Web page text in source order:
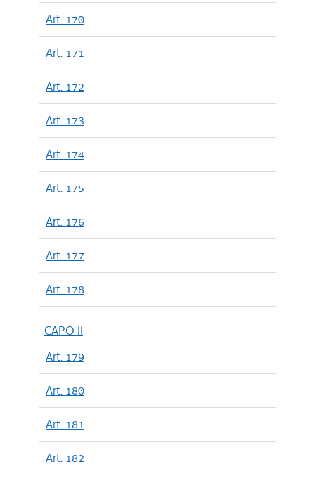
Art. 170
Art. 171
Art. 172
Art. 173
Art. 174
Art. 175
Art. 176
Art. 177
Art. 178
CAPO II
Art. 179
Art. 180
Art. 181
Art. 182